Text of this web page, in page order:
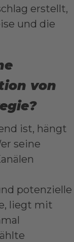
erstellt,
und die
von
ist, hängt
seine
potenzielle
liegt mit